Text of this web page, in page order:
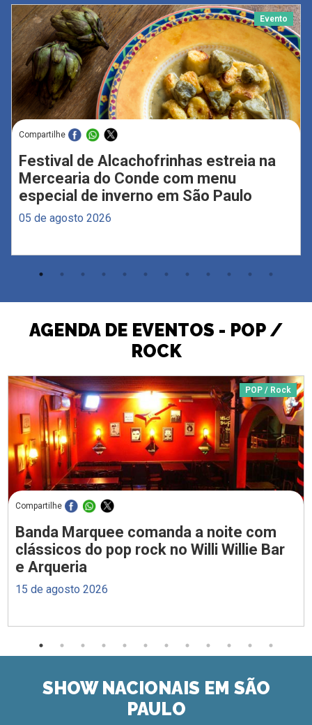
Evento
Compartilhe
Festival de Alcachofrinhas estreia na
Mercearia do Conde com menu
especial de inverno em São Paulo
05 de agosto 2026
AGENDA DE EVENTOS - POP /
ROCK
POP / Rock
Compartilhe
Banda Marquee comanda a noite com
clássicos do pop rock no Willi Willie Bar
e Arqueria
15 de agosto 2026
SHOW NACIONAIS EM SÃO
PAULO